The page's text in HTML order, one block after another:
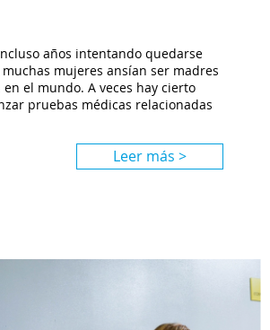
años intentando quedarse
mujeres ansían ser madres
el mundo. A veces hay cierto
pruebas médicas relacionadas
Leer más >